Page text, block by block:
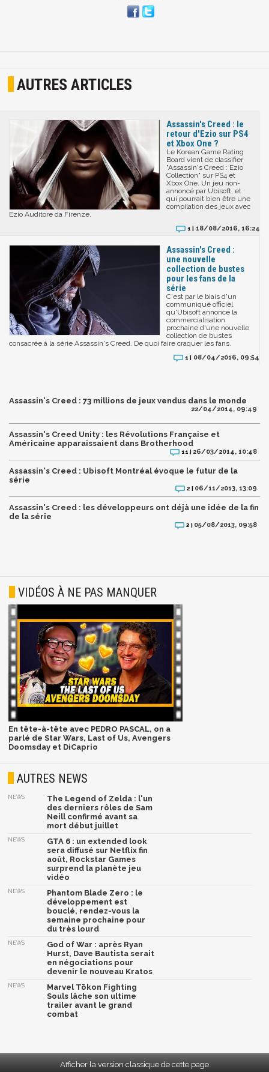
AUTRES ARTICLES
Assassin's Creed : le
retour d'Ezio sur PS4
et Xbox One ?
Le Korean Game Rating
Board vient de classifier
"Assassin's Creed : Ezio
Collection" sur PS4 et
Xbox One. Un jeu non-
annoncé par Ubisoft, et
qui pourrait bien être une
compilation des jeux avec
Ezio Auditore da Firenze.
1 | 18/08/2016, 16:24
Assassin's Creed :
une nouvelle
collection de bustes
pour les fans de la
série
C'est par le biais d'un
communiqué officiel
qu'Ubisoft annonce la
commercialisation
prochaine d'une nouvelle
collection de bustes
consacrée à la série Assassin's Creed. De quoi faire craquer les fans.
1 | 08/04/2016, 09:54
Assassin's Creed : 73 millions de jeux vendus dans le monde
22/04/2014, 09:49
Assassin's Creed Unity : les Révolutions Française et
Américaine apparaissaient dans Brotherhood
11 | 26/03/2014, 10:48
Assassin's Creed : Ubisoft Montréal évoque le futur de la
série
2 | 06/11/2013, 13:09
Assassin's Creed : les développeurs ont déjà une idée de la fin
de la série
2 | 05/08/2013, 09:58
VIDÉOS À NE PAS MANQUER
En tête-à-tête avec PEDRO PASCAL, on a
parlé de Star Wars, Last of Us, Avengers
Doomsday et DiCaprio
AUTRES NEWS
NEWS
The Legend of Zelda : l'un
des derniers rôles de Sam
Neill confirmé avant sa
mort début juillet
NEWS
GTA 6 : un extended look
sera diffusé sur Netflix fin
août, Rockstar Games
surprend la planète jeu
vidéo
NEWS
Phantom Blade Zero : le
développement est
bouclé, rendez-vous la
semaine prochaine pour
du très lourd
NEWS
God of War : après Ryan
Hurst, Dave Bautista serait
en négociations pour
devenir le nouveau Kratos
NEWS
Marvel Tōkon Fighting
Souls lâche son ultime
trailer avant le grand
combat
Afficher la version classique de cette page